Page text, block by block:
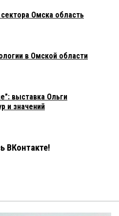
Омска область
в Омской области
выставка Ольги
и значений
ВКонтакте!